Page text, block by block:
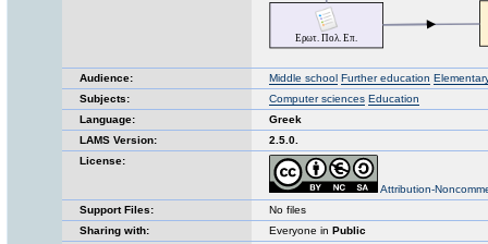
Audience: Middle school Further education
Subjects:
Computer sciences Education
Language:
Greek
LAMS Version:
2.5.0.
License:
Attribution-
Support Files:
No files
Sharing with:
Everyone in Public